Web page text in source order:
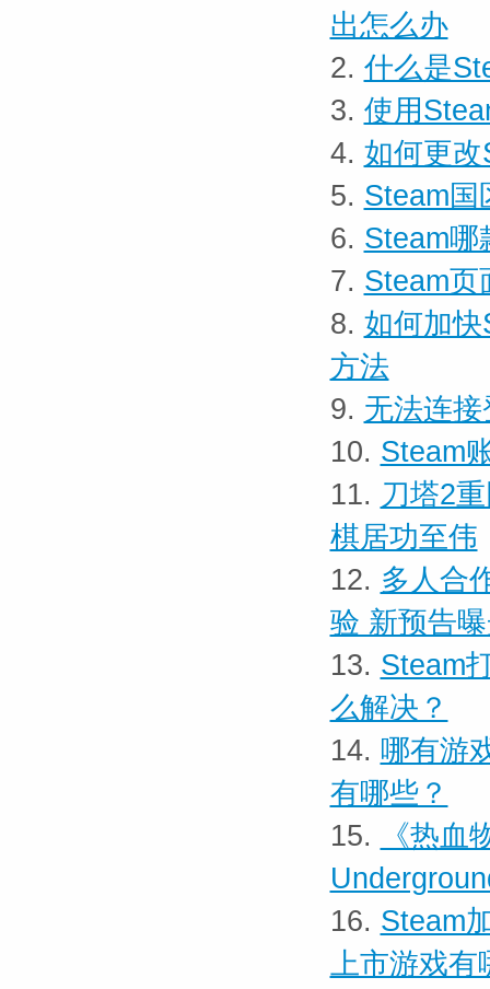
出怎么办
2. 什么是
3. 使用
4. 如何更
5. Steam国
6. Steam哪
7. Steam页
8. 如何加
方法
9. 无法连
10. Steam
11. 刀塔2
棋居功至伟
12. 多人合
验 新预告
13. Steam
么解决？
14. 哪有游
有哪些？
15.
《热
16. Steam
上市游戏有